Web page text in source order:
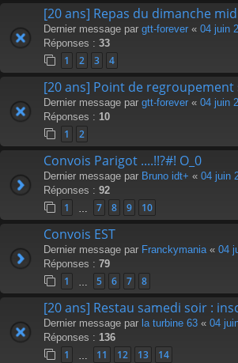
[20 ans] Repas du dimanche
Dernier message par gtt-forever « 04 juin
Réponses : 33
1 2 3 4
[20 ans] Point de regroupement
Dernier message par gtt-forever « 04 juin
Réponses : 10
1 2
Convois Parigot ....!!?#! O_0
Dernier message par Bruno idt+ « 04 juin
Réponses : 92
1 7 8 9 10
Convois EST
Dernier message par Franckymania « 04
Réponses : 79
1 5 6 7 8
[20 ans] Restau samedi soir :
Dernier message par la turbine 63 « 04
Réponses : 136
1 11 12 13 14